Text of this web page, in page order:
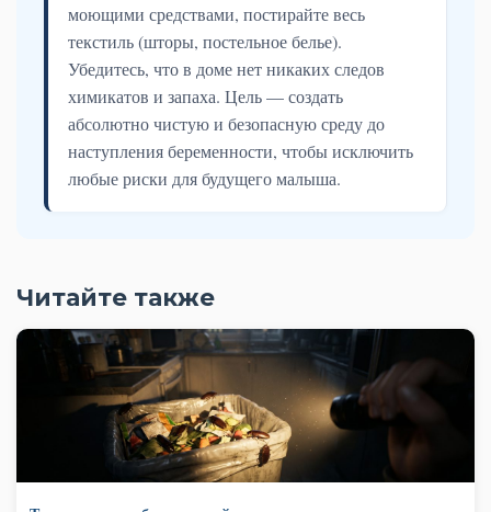
моющими средствами, постирайте весь
текстиль (шторы, постельное белье).
Убедитесь, что в доме нет никаких следов
химикатов и запаха. Цель — создать
абсолютно чистую и безопасную среду до
наступления беременности, чтобы исключить
любые риски для будущего малыша.
Читайте также